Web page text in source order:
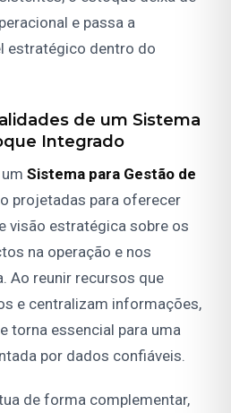
e passa a
estratégico dentro do
de um Sistema
Integrado
Sistema para Gestão de
projetadas para oferecer
visão estratégica sobre os
na operação e nos
Ao reunir recursos que
e centralizam informações,
torna essencial para uma
por dados confiáveis.
de forma complementar,